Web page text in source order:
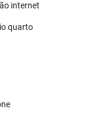
internet
quarto